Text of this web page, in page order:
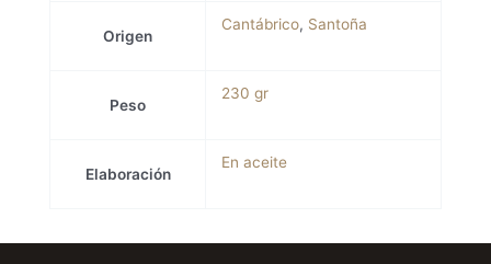
Origen
Cantábrico, Santoña
Peso
230 gr
Elaboración
En aceite